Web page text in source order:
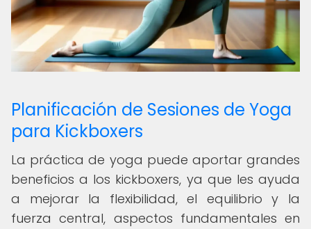
Planificación de Sesiones de Yoga
para Kickboxers
La práctica de yoga puede aportar grandes
beneficios a los kickboxers, ya que les ayuda
a mejorar la flexibilidad, el equilibrio y la
fuerza central, aspectos fundamentales en